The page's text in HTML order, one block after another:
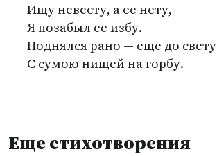
Ищу невесту, а ее нету,
Я позабыл ее избу.
Поднялся рано — еще до свету
С сумою нищей на горбу.
Еще стихотворения